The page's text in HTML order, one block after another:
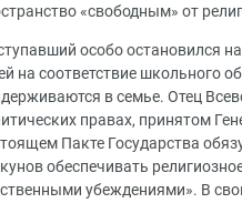
«свободным» от
особо остановился
на соответствие школьного
в семье. Отец
правах, принятом
Пакте Государства
обеспечивать
убеждениями». В